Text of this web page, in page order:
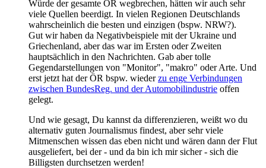
Würde der gesamte ÖR wegbrechen, hätten wir auch sehr
viele Quellen beerdigt. In vielen Regionen Deutschlands
wahrscheinlich die besten und einzigen (bspw. NRW?).
Gut wir haben da Negativbeispiele mit der Ukraine und
Griechenland, aber das war im Ersten oder Zweiten
hauptsächlich in den Nachrichten. Gab aber tolle
Gegendarstellungen von "Monitor", "makro" oder Arte. Und
erst jetzt hat der ÖR bspw. wiederzu enge Verbindungen
zwischen BundesReg. und der Automobilindustrie offen
gelegt.
Und wie gesagt, Du kannst da differenzieren, weißt wo du
alternativ guten Journalismus findest, aber sehr viele
Mitmenschen wissen das eben nicht und wären dann der Flut
ausgeliefert, bei der - und da bin ich mir sicher - sich die
Billigsten durchsetzen werden!